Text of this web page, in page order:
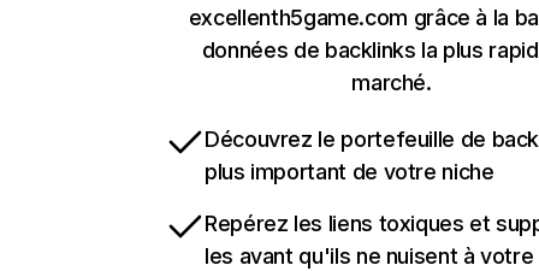
excellenth5game.com grâce à la
données de backlinks la plus
marché.
Découvrez le portefeuille de
plus important de votre niche
Repérez les liens toxiques et
les avant qu'ils ne nuisent à